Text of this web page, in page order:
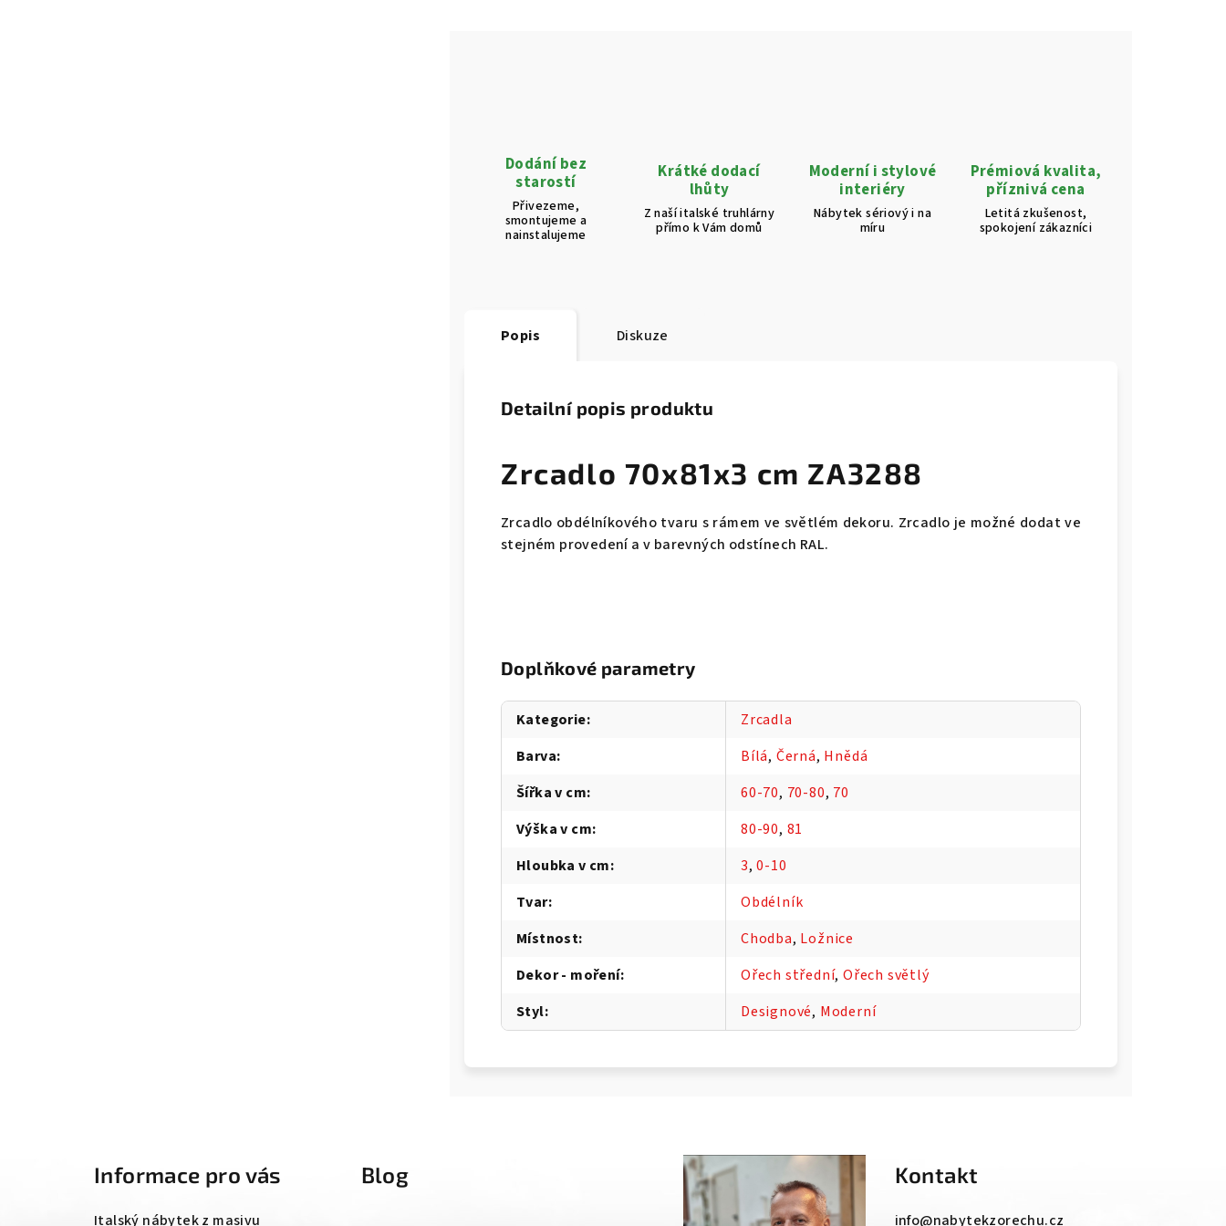
Dodání bez
starostí
Přivezeme,
smontujeme a
nainstalujeme
Krátké dodací
lhůty
Z naší italské truhlárny
přímo k Vám domů
Moderní i stylové
interiéry
Nábytek sériový i na
míru
Prémiová kvalita,
příznivá cena
Letitá zkušenost,
spokojení zákazníci
Popis Diskuze
Detailní popis produktu
Zrcadlo 70x81x3 cm ZA3288
Zrcadlo obdélníkového tvaru s rámem ve světlém dekoru. Zrcadlo je možné dodat ve
stejném provedení a v barevných odstínech RAL.
Doplňkové parametry
Kategorie:
Zrcadla
Barva: Bílá, Černá, Hnědá
Šířka v cm: 60-70, 70-80, 70
Výška v cm: 80-90, 81
Hloubka v cm: 3,0-10
Tvar:
Obdélník
Místnost: Chodba, Ložnice
Dekor - moření: Ořech střední,Ořech světlý
Styl: Designové, Moderní
Informace pro vás
Italský nábytek z masivu
Blog Kontakt
info@nabytekzorechu.cz